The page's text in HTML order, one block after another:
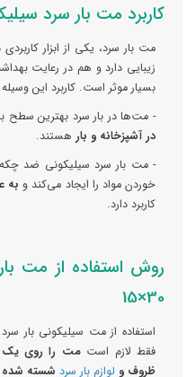
کاربرد مت بار سرد
مت بار سرد، یکی از ابزار
زیبایی دارد و هم در رعایت
بسیار موثر است. کاربرد این
- مت‌ها در بار سرد بهترین سطح
در آشپزخانه و بار هستند.
- مت بار سرد سیلیکونی ضد
خوردن مواد را ایجاد می‌کند و به
کاربرد دارد.
روش استفاده از مت
30×15
فقط لازم استمت را روی یک
ظروف و لوازم بار سرد شسته شده